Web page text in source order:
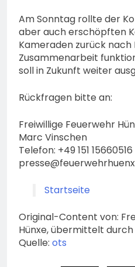
Am Sonntag rollte der
aber auch erschöpften
Kameraden zurück nach
Zusammenarbeit
soll in Zukunft weiter
Rückfragen bitte an:
Freiwillige Feuerwehr
Marc Vinschen
Telefon: +49 151 15660516
Startseite
Original-Content von:
Hünxe, übermittelt
Quelle: ots